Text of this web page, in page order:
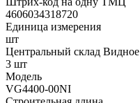
4606034318720
Единица измерения
шт
Центральный склад Видное
3 шт
Модель
VG4400-00NI